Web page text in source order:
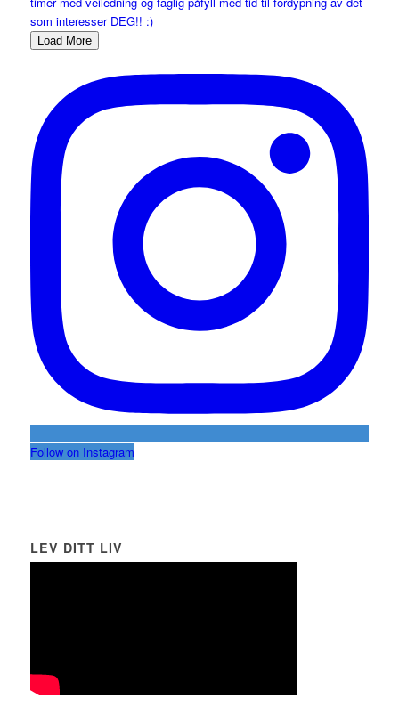
Load More
Follow on Instagram
LEV DITT LIV